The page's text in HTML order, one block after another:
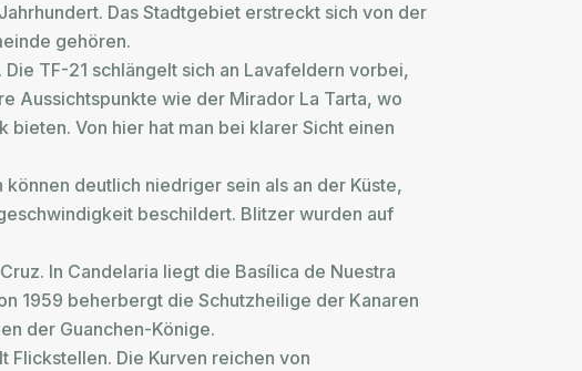
Das Stadtgebiet erstreckt sich von der
gehören.
TF-21 schlängelt sich an Lavafeldern vorbei,
Aussichtspunkte wie der Mirador La Tarta, wo
Von hier hat man bei klarer Sicht einen
deutlich niedriger sein als an der Küste,
beschildert. Blitzer wurden auf
In Candelaria liegt die Basílica de Nuestra
1959 beherbergt die Schutzheilige der Kanaren
der Guanchen-Könige.
Flickstellen. Die Kurven reichen von